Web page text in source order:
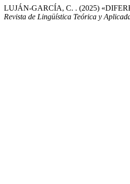
LUJÁN-GARCÍA, C. . (2025)
Revista de Lingüística Teórica y